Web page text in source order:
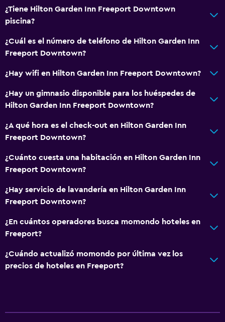
Espacio de almacenamiento
TV
Lavandería
Lavandería
Servicios de lavandería/tintorería
Plancha y tabla de planchar
Habitación
Almohada de plumas
Despertador
Sofá cama
¿Tiene Hilton Garden Inn Freeport Downtown
piscina?
¿Cuál es el número de teléfono de Hilton Garden Inn
Freeport Downtown?
¿Hay wifi en Hilton Garden Inn Freeport Downtown?
¿Hay un gimnasio disponible para los huéspedes de
Hilton Garden Inn Freeport Downtown?
¿A qué hora es el check-out en Hilton Garden Inn
Freeport Downtown?
¿Cuánto cuesta una habitación en Hilton Garden Inn
Freeport Downtown?
¿Hay servicio de lavandería en Hilton Garden Inn
Freeport Downtown?
¿En cuántos operadores busca momondo hoteles en
Freeport?
¿Cuándo actualizó momondo por última vez los
precios de hoteles en Freeport?